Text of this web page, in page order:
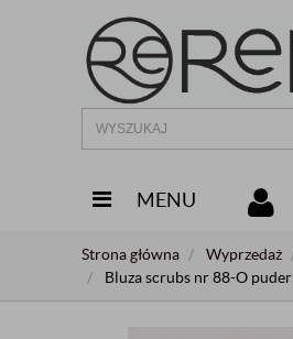
MENU
Strona główna Wyprzedaż
Bluza scrubs nr 88-O puder